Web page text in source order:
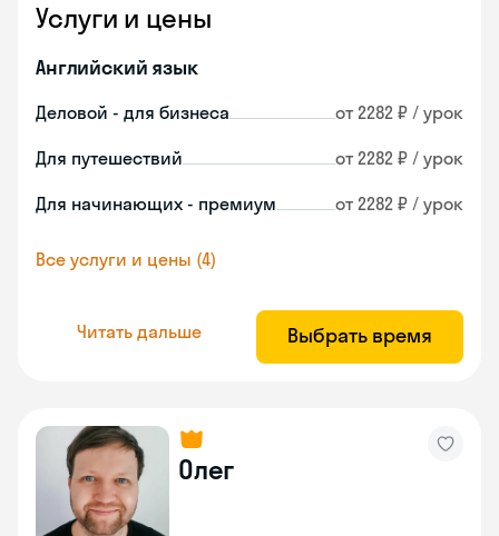
Услуги и цены
Английский язык
Деловой - для бизнеса от 2282 ₽ / урок
Для путешествий от 2282 ₽ / урок
Для начинающих - премиум от 2282 ₽ / урок
Все услуги и цены (4)
Читать дальше Выбрать время
Олег